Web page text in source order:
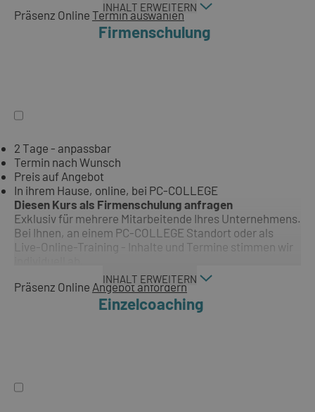
INHALT ERWEITERN
Präsenz Online Termin auswählen
Firmenschulung
2 Tage - anpassbar
Termin nach Wunsch
Preis auf Angebot
In ihrem Hause, online, bei PC-COLLEGE
Diesen Kurs als Firmenschulung anfragen
Exklusiv für mehrere Mitarbeitende Ihres Unternehmens.
Bei Ihnen, an einem PC-COLLEGE Standort oder als
Live-Online-Training - Inhalte und Termine stimmen wir
INHALT ERWEITERN
Präsenz Online Angebot anfordern
Einzelcoaching